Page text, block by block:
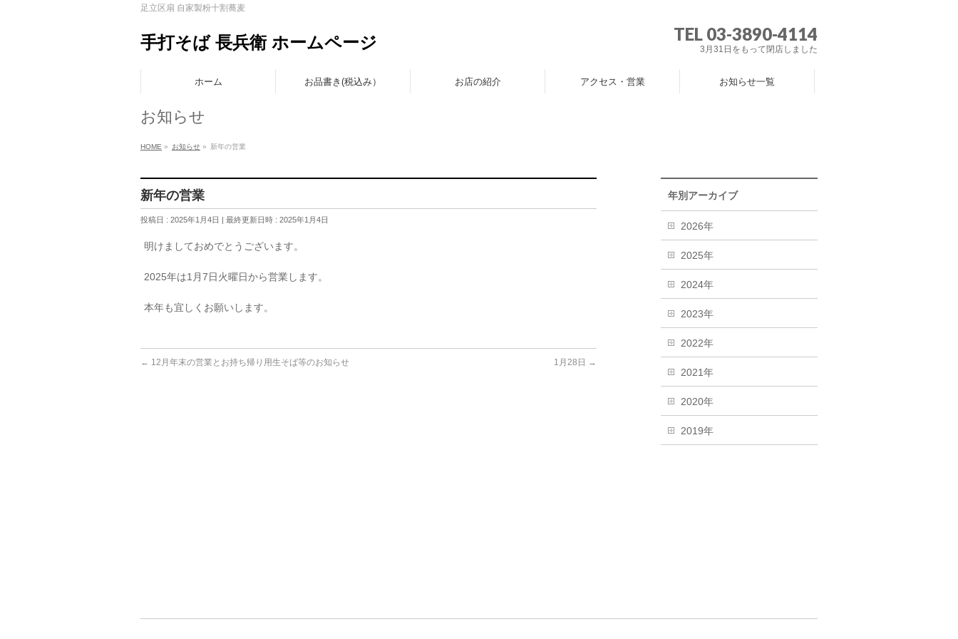
足立区扇 自家製粉十割蕎麦
手打そば 長兵衛 ホームページ TEL 03-3890-4114
3月31日をもって閉店しました
ホーム お品書き(税込み） お店の紹介 アクセス・営業 お知らせ一覧
お知らせ
HOME » お知らせ » 新年の営業
新年の営業
投稿日 : 2025年1月4日 最終更新日時 : 2025年1月4日
明けましておめでとうございます。
2025年は1月7日火曜日から営業します。
本年も宜しくお願いします。
← 12月年末の営業とお持ち帰り用生そば等のお知らせ 1月28日 →
年別アーカイブ
2026年
2025年
2024年
2023年
2022年
2021年
2020年
2019年